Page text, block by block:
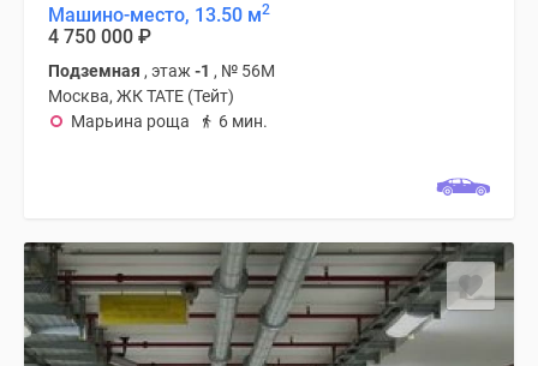
Машино-место, 13.50 м2
4 750 000 ₽
Подземная , этаж -1 , № 56М
Москва, ЖК TATE (Тейт)
Марьина роща
6 мин.